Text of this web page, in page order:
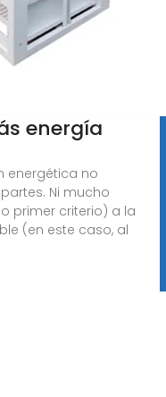
energía
energética no
Ni mucho
primer criterio) a la
(en este caso, al